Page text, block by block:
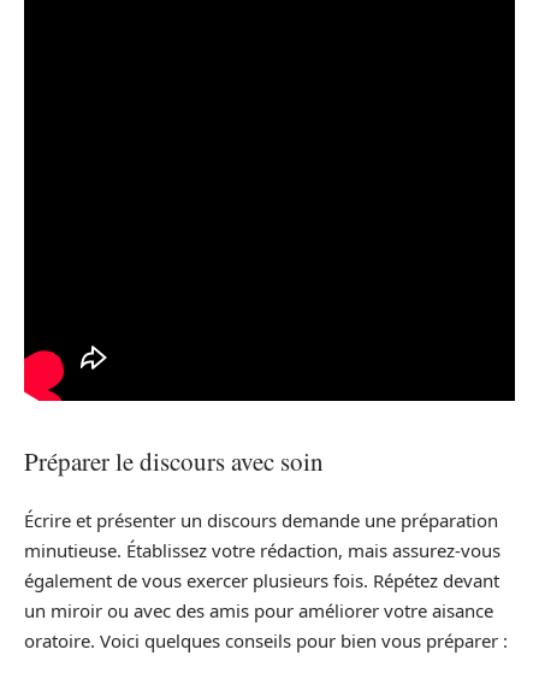
Préparer le discours avec soin
Écrire et présenter un discours demande une préparation
minutieuse. Établissez votre rédaction, mais assurez-vous
également de vous exercer plusieurs fois. Répétez devant
un miroir ou avec des amis pour améliorer votre aisance
oratoire. Voici quelques conseils pour bien vous préparer :